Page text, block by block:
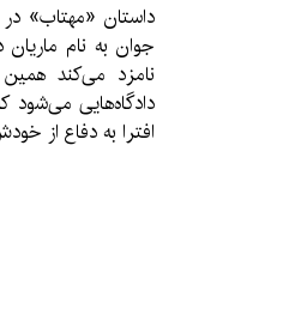
داستان «مهتاب»
جوان به نام
نامزد می‌کند
دادگاه‌هایی می‌شود
افترا به دفاع از